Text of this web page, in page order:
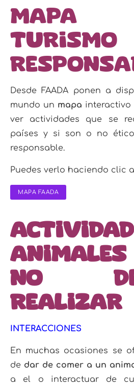
turismo
Desde FAADA ponen a
mundo un mapa interactivo
ver actividades que se
países y si son o no
responsable.
Puedes verlo haciendo clic
MAPA FAADA
NO
realizar
INTERACCIONES
En muchas ocasiones se
de dar de comer a un
a el o interactuar de